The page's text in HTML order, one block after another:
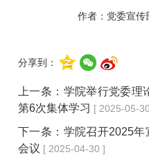
作者：党委宣传
分享到：
上一条： 学院举行党委理
第6次集体学习 [ 2025-05-
下一条： 学院召开2025
会议 [ 2025-04-30 ]